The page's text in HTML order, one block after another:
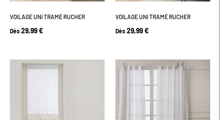
VOILAGE UNI TRAMÉ RUCHER
Dès 29,99 €
VOILAGE UNI TRAMÉ RUCHER
Dès 29,99 €